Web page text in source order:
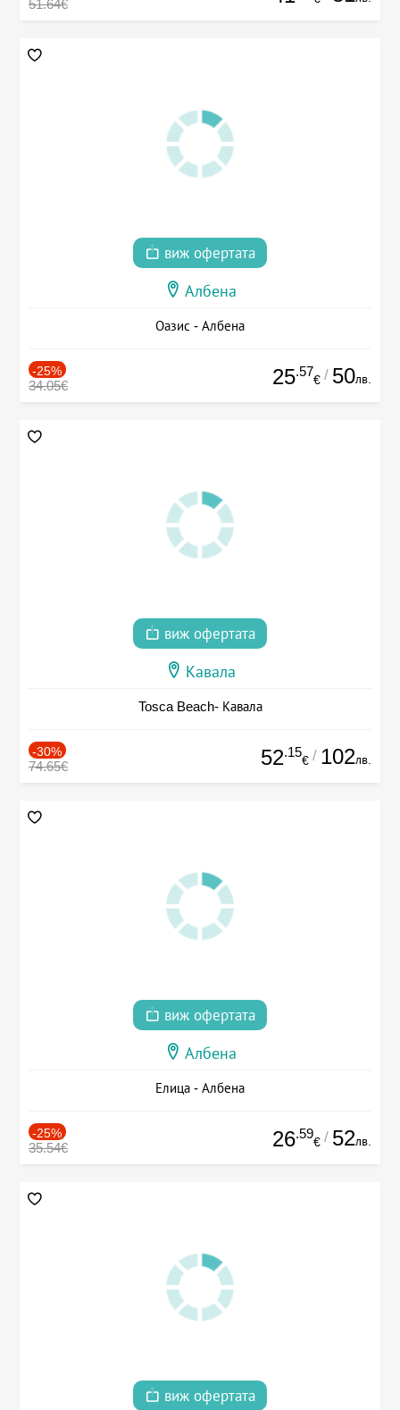
51.64€
виж офертата
Албена
Оазис - Албена
-25%
34.05€ 25.57
€ / 50лв.
виж офертата
Кавала
Tosca Beach- Кавала
-30%
74.65€ 52.15
€ / 102лв.
виж офертата
Албена
Елица - Албена
-25%
35.54€ 26.59
€ / 52лв.
виж офертата